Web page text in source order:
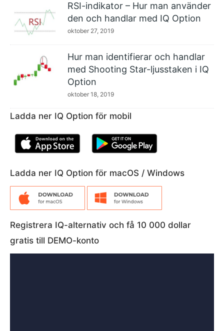
RSI-indikator – Hur man använder
den och handlar med IQ Option
oktober 27, 2019
Hur man identifierar och handlar
med Shooting Star-ljusstaken i IQ
Option
oktober 18, 2019
Ladda ner IQ Option för mobil
Ladda ner IQ Option för macOS / Windows
Registrera IQ-alternativ och få 10 000 dollar
gratis till DEMO-konto